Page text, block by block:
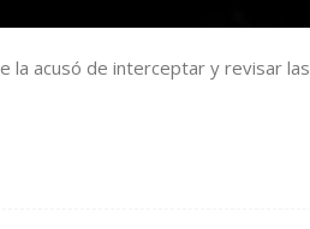
la acusó de interceptar y revisar las